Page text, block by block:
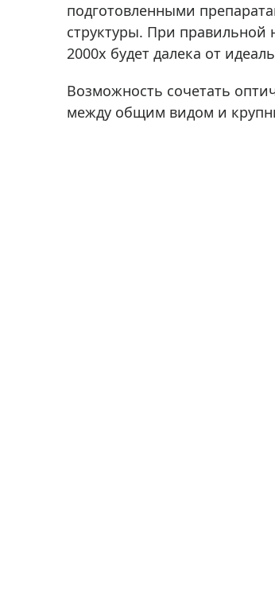
подготовленными
структуры. При правильной
2000х будет далека от
Возможность сочетать
между общим видом и